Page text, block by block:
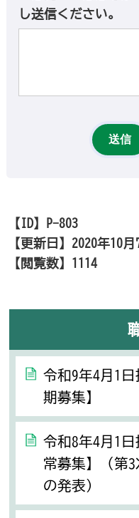
し送信ください。
【ID】
P-803
【更新日】 2020年10月
【閲覧数】 1114
令和9年4月1
期募集】
令和8年4月1
常募集】（第
の発表）